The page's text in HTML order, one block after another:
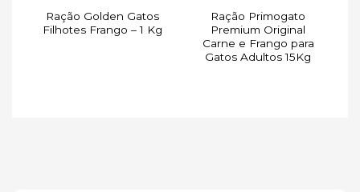
Ração Golden Gatos
Filhotes Frango – 1 Kg
Ração Primogato
Premium Original
Carne e Frango para
Gatos Adultos 15Kg